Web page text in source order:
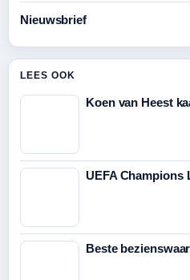
Nieuwsbrief
LEES OOK
Koen van Heest
UEFA Champions
Beste